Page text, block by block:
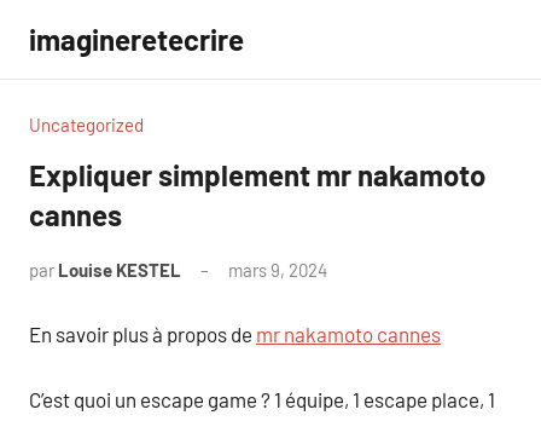
contenu
imagineretecrire
Uncategorized
Expliquer simplement mr nakamoto
cannes
par Louise KESTEL mars 9, 2024
En savoir plus à propos de mr nakamoto cannes
C’est quoi un escape game ? 1 équipe, 1 escape place, 1